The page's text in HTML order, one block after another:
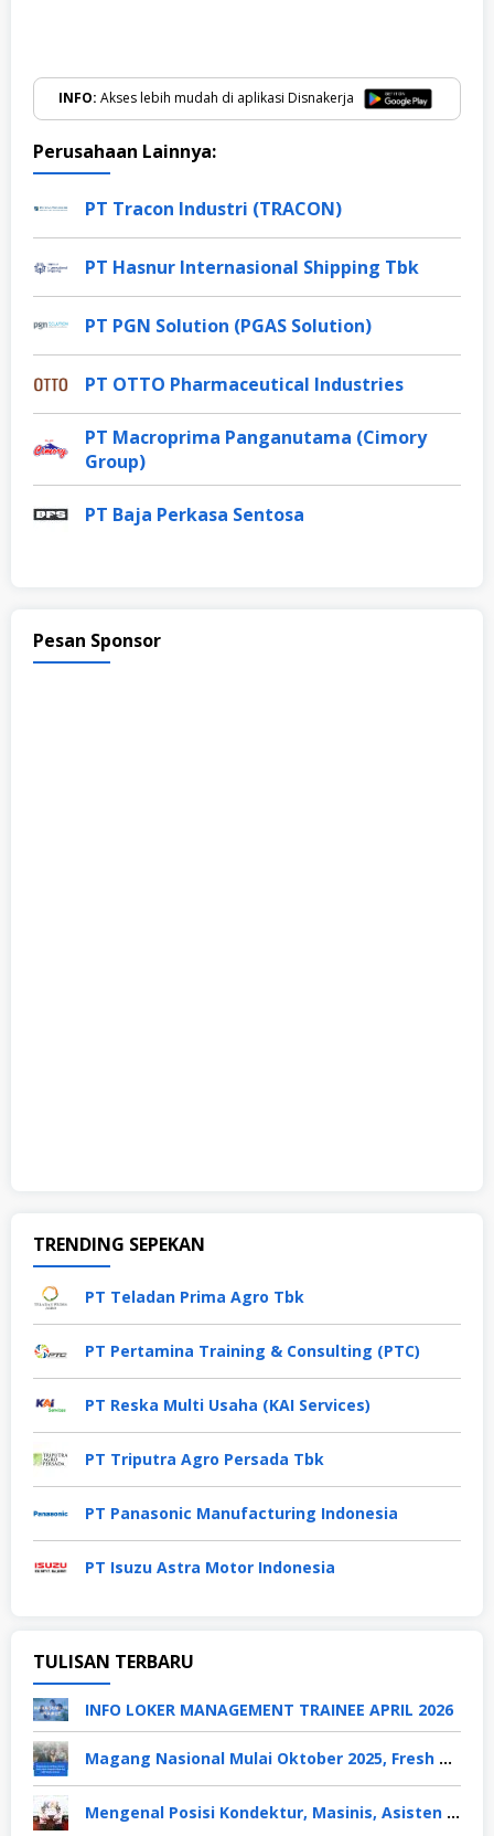
INFO: Akses lebih mudah di aplikasi Disnakerja
Perusahaan Lainnya:
PT Tracon Industri (TRACON)
PT Hasnur Internasional Shipping Tbk
PT PGN Solution (PGAS Solution)
PT OTTO Pharmaceutical Industries
PT Macroprima Panganutama (Cimory
Group)
PT Baja Perkasa Sentosa
Pesan Sponsor
TRENDING SEPEKAN
PT Teladan Prima Agro Tbk
PT Pertamina Training & Consulting (PTC)
PT Reska Multi Usaha (KAI Services)
PT Triputra Agro Persada Tbk
PT Panasonic Manufacturing Indonesia
PT Isuzu Astra Motor Indonesia
TULISAN TERBARU
INFO LOKER MANAGEMENT TRAINEE APRIL 2026
Magang Nasional Mulai Oktober 2025, Fresh Graduate Dapat Gaji UMP Selama 6 Bulan
Mengenal Posisi Kondektur, Masinis, Asisten PPKA, Pemeliharaan Sarana dan Prasarana, Polsuska (Polisi Khusus Kereta Api), di PT KAI